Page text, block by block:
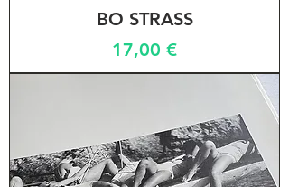
BO STRASS
Prix
17,00 €